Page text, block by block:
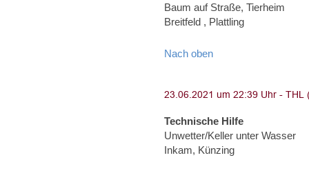
Baum auf Straße, Tierheim
Breitfeld , Plattling
Nach oben
Technische Hilfe
Unwetter/Keller unter Wasser
Inkam, Künzing